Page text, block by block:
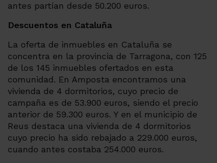
antes partían desde 50.200 euros.
Descuentos en Cataluña
La oferta de inmuebles en Cataluña se
concentra en la provincia de Tarragona, con 125
de los 145 inmuebles ofertados en esta
comunidad. En Amposta encontramos una
vivienda de 4 dormitorios, cuyo precio de
campaña es de 53.900 euros, siendo el precio
anterior de 59.300 euros. Y en el municipio de
Reus destaca una vivienda de 4 dormitorios
cuyo precio ha sido rebajado a 229.000 euros,
cuando antes costaba 254.000 euros.